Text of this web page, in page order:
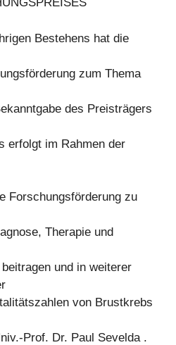
Bestehens hat die
zum Thema
des Preisträgers
erfolgt im Rahmen der
Forschungsförderung zu
Therapie und
und in weiterer
von Brustkrebs
Prof. Dr. Paul Sevelda .